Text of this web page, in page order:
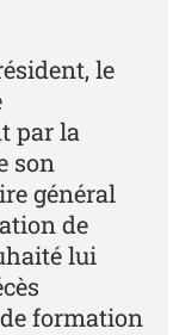
le
par la
son
général
de
lui
formation